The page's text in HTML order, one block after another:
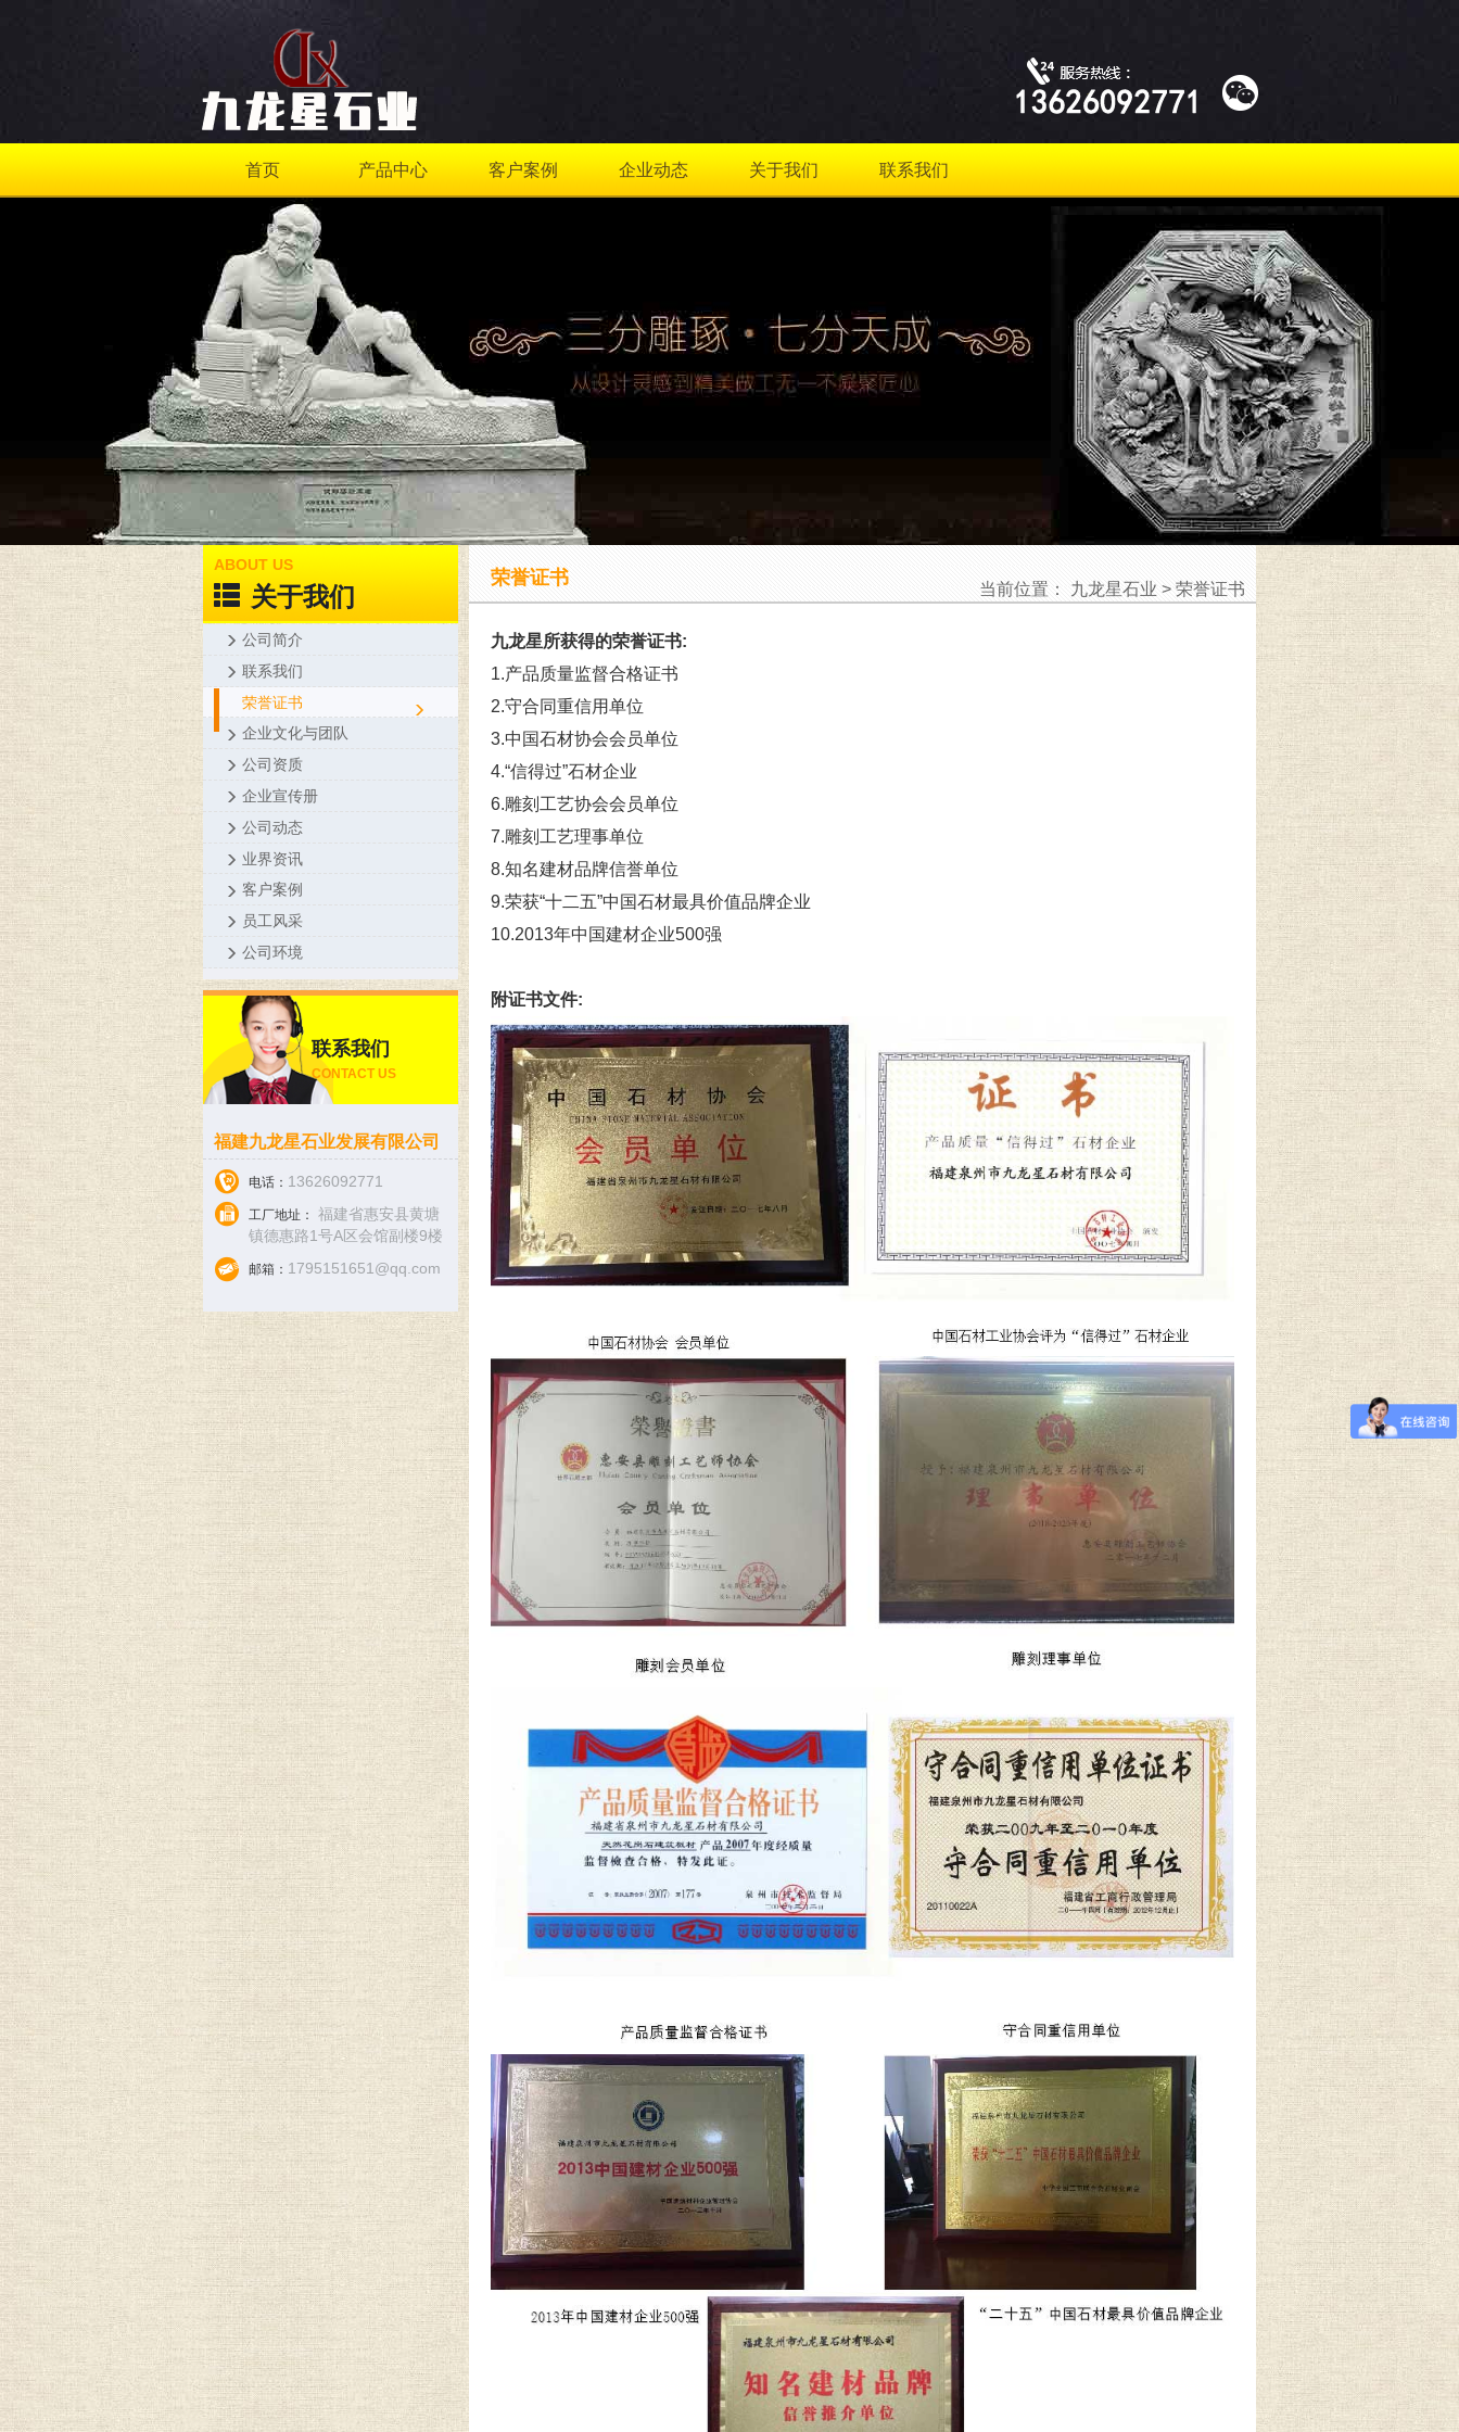
首页 产品中心 客户案例 企业动态 关于我们 联系我们
ABOUT US
关于我们
公司简介
联系我们
荣誉证书
企业文化与团队
公司资质
企业宣传册
公司动态
业界资讯
客户案例
员工风采
公司环境
联系我们
CONTACT US
福建九龙星石业发展有限公司
电话： 13626092771
工厂地址：
福建省惠安县黄塘
镇德惠路1号A区会馆副楼9楼
邮箱： 1795151651@qq.com
荣誉证书
当前位置： 九龙星石业 > 荣誉证书
九龙星所获得的荣誉证书:
1.产品质量监督合格证书
2.守合同重信用单位
3.中国石材协会会员单位
4.“信得过”石材企业
6.雕刻工艺协会会员单位
7.雕刻工艺理事单位
8.知名建材品牌信誉单位
9.荣获“十二五”中国石材最具价值品牌企业
10.2013年中国建材企业500强
附证书文件: